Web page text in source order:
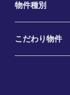
物件種別
こだわり物件